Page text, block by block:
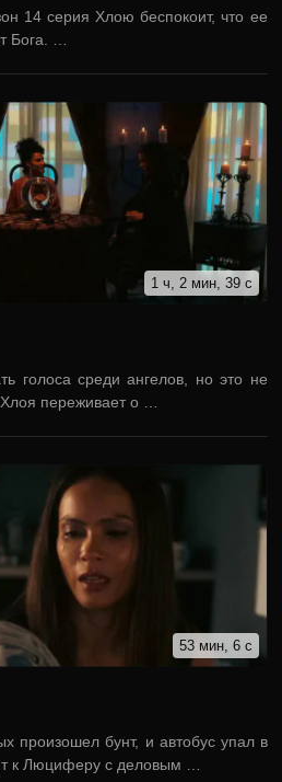
14 серия Хлою беспокоит, что ее
Бога. …
1 ч, 2 мин, 39 с
голоса среди ангелов, но это не
переживает о …
53 мин, 6 с
произошел бунт, и автобус упал в
к Люциферу с деловым …